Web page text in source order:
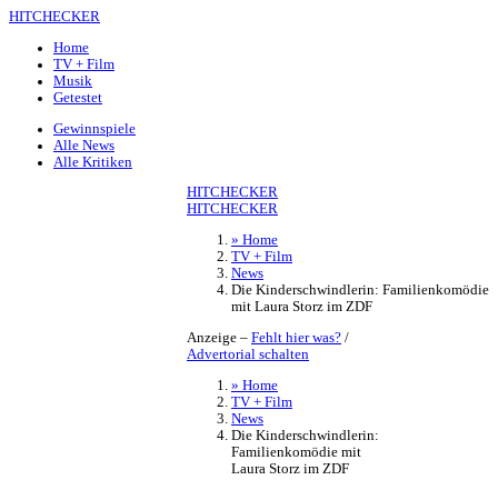
HITCHECKER
Home
TV + Film
Musik
Getestet
Gewinnspiele
Alle News
Alle Kritiken
HITCHECKER
HITCHECKER
» Home
TV + Film
News
Die Kinderschwindlerin: Familienkomödie
mit Laura Storz im ZDF
Anzeige – Fehlt hier was? /
Advertorial schalten
» Home
TV + Film
News
Die Kinderschwindlerin:
Familienkomödie mit
Laura Storz im ZDF